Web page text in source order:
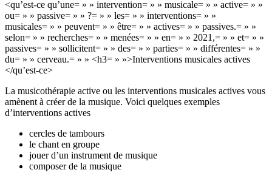
<qu’est-ce qu’une= » » intervention= » » musicale= » » active= » »
ou= » » passive= » » ?= » » les= » » interventions= » »
musicales= » » peuvent= » » être= » » actives= » » passives.= » »
selon= » » recherches= » » menées= » » en= » » 2021,= » » et= » »
passives= » » sollicitent= » » des= » » parties= » » différentes= » »
du= » » cerveau.= » » <h3= » »>Interventions musicales actives
</qu’est-ce>
La musicothérapie active ou les interventions musicales actives vous
amènent à créer de la musique. Voici quelques exemples
d’interventions actives
cercles de tambours
le chant en groupe
jouer d’un instrument de musique
composer de la musique